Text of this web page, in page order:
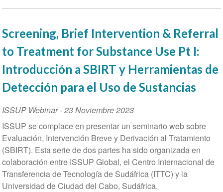
Screening, Brief Intervention & Referral
to Treatment for Substance Use Pt I:
Introducción a SBIRT y Herramientas de
Detección para el Uso de Sustancias
ISSUP Webinar-23 Noviembre 2023
ISSUP se complace en presentar un seminario web sobre
Evaluación, Intervención Breve y Derivación al Tratamiento
(SBIRT). Esta serie de dos partes ha sido organizada en
colaboración entre ISSUP Global, el Centro Internacional de
Transferencia de Tecnología de Sudáfrica (ITTC) y la
Universidad de Ciudad del Cabo, Sudáfrica.